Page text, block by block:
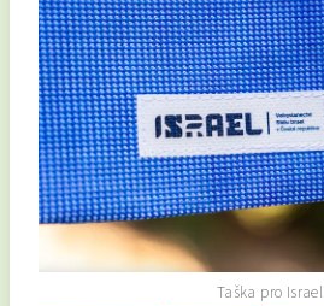
Taška pro Israel